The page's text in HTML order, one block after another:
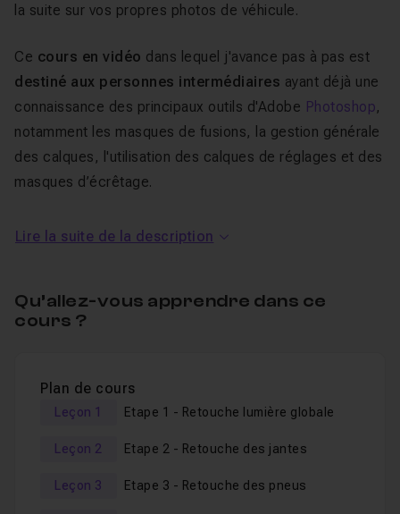
la suite sur vos propres photos de véhicule.
Ce cours en vidéo dans lequel j'avance pas à pas est
destiné aux personnes intermédiaires ayant déjà une
connaissance des principaux outils d'Adobe Photoshop,
notamment les masques de fusions, la gestion générale
des calques, l'utilisation des calques de réglages et des
masques d’écrêtage.
Si vous n'êtes pas encore familiers de ces outils et que
Photomontage Créatif Simple par la Pratique" dans
lequel je détaille plus précisément les outils employés
ateliers plus avancés comme celui-ci.
Vous pourrez, si nécessaire, utiliser l'espace d'
afin d'obtenir des réponses à vos soucis. Je reste à
Lire la suite de la description
Qu’allez-vous apprendre dans ce
cours ?
Plan de cours
Leçon 1 Etape 1 - Retouche lumière globale
Leçon 2 Etape 2 - Retouche des jantes
Leçon 3 Etape 3 - Retouche des pneus